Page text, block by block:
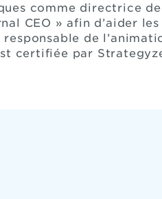
comme directrice
CEO » afin d’aider
responsable de
certifiée par